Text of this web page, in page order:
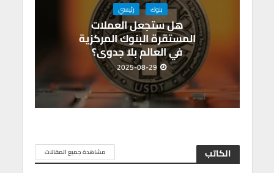
بنوك رئيسي
هل ستجعل العملات
المستقرة البنوك المركزية
في العالم بلا جدوى؟
2025-08-29
الكاتب مشاهدة جميع المقالات